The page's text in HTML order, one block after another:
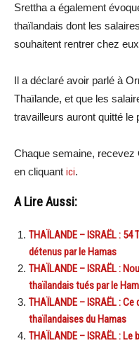
Srettha a également
thaïlandais dont les
souhaitent rentrer chez
Il a déclaré avoir parlé à
Thaïlande, et que les
travailleurs auront quitté le
Chaque semaine, recevez
en cliquant ici.
A Lire Aussi:
THAÏLANDE – ISRAËL :
détenus par le Hamas
THAÏLANDE – ISRAËL :
thaïlandais tués par le
THAÏLANDE – ISRAËL :
thaïlandaises du Hamas
THAÏLANDE – ISRAËL :